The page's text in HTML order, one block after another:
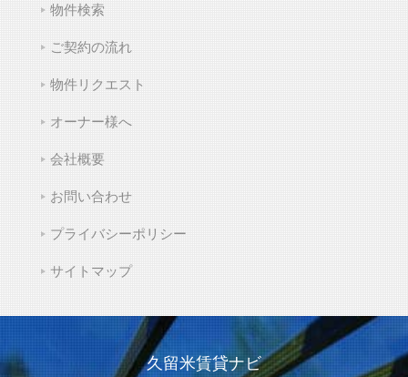
物件検索
ご契約の流れ
物件リクエスト
オーナー様へ
会社概要
お問い合わせ
プライバシーポリシー
サイトマップ
久留米賃貸ナビ